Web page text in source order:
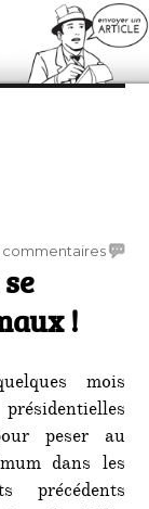
commentairessur
des
gens
!
mois
peser au
dans les
précédents